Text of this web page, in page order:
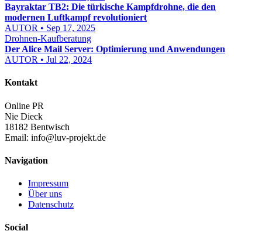
Bayraktar TB2: Die türkische Kampfdrohne, die den
modernen Luftkampf revolutioniert
AUTOR • Sep 17, 2025
Drohnen-Kaufberatung
Der Alice Mail Server: Optimierung und Anwendungen
AUTOR • Jul 22, 2024
Kontakt
Online PR
Nie Dieck
18182 Bentwisch
Email: info@luv-projekt.de
Navigation
Impressum
Über uns
Datenschutz
Social